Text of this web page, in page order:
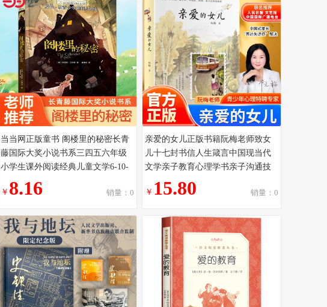
当当网正版童书 阁楼里的秘密长青
藤国际大奖小说书系三四五六年级
小学生课外阅读经典儿童文学6-10-
12岁少儿读物推理小说故事书籍
￥ 8.16 销量：0
亲爱的女儿正版书籍阮梅老师致女
儿十七封书信人生箴言中国现当代
文学亲子教育心理学书亲子沟通技
巧指南用充满爱的方式与孩子沟通
￥ 15.80 销量：0